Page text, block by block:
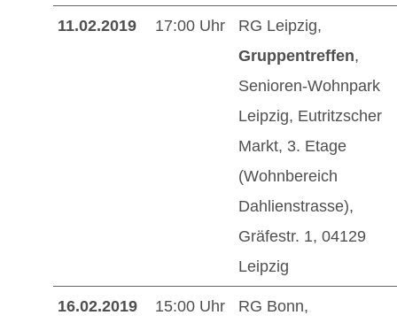
11.02.2019 17:00 Uhr
RG Leipzig,
Gruppentreffen,
Senioren-Wohnpark
Leipzig, Eutritzscher
Markt, 3. Etage
(Wohnbereich
Dahlienstrasse),
Gräfestr. 1, 04129
Leipzig
16.02.2019 15:00 Uhr
RG Bonn,